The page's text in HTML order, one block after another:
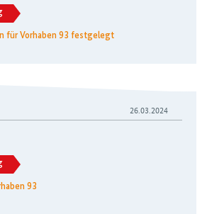
für Vorhaben 93 festgelegt
26.03.2024
93